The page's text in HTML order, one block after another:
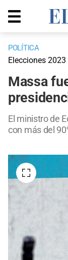
POLÍTICA
Elecciones 2023
Massa
El ministro de
con más del